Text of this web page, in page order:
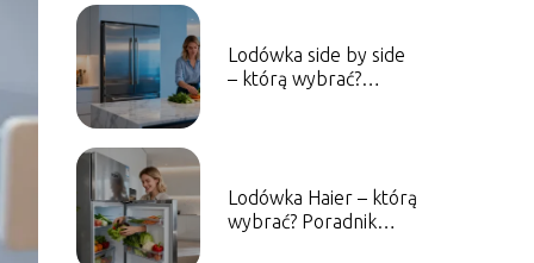
Lodówka side by side
– którą wybrać?
Lodówka Haier – którą
wybrać? Poradnik